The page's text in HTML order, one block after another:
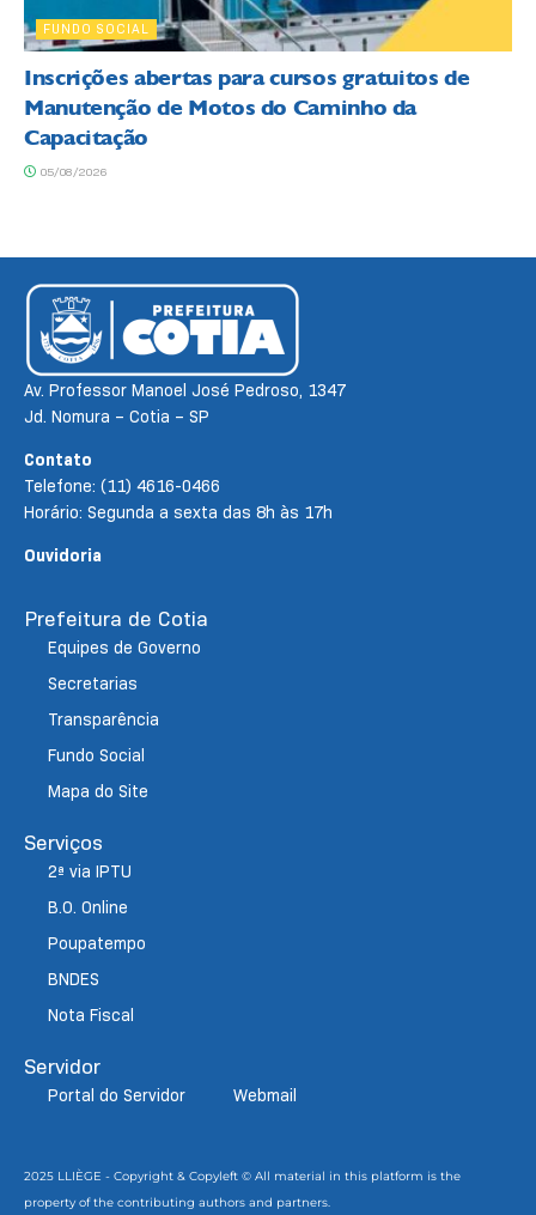
FUNDO SOCIAL
Inscrições abertas para cursos gratuitos de
Manutenção de Motos do Caminho da
Capacitação
05/08/2026
Av. Professor Manoel José Pedroso, 1347
Jd. Nomura – Cotia – SP
Contato
Telefone: (11) 4616-0466
Horário: Segunda a sexta das 8h às 17h
Ouvidoria
Prefeitura de Cotia
Equipes de Governo
Secretarias
Transparência
Fundo Social
Mapa do Site
Serviços
2ª via IPTU
B.O. Online
Poupatempo
BNDES
Nota Fiscal
Servidor
Portal do Servidor Webmail
2025 LLIÈGE - Copyright & Copyleft © All material in this platform is the
property of the contributing authors and partners.